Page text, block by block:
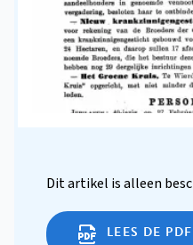
Dit artikel is alleen
LEES DE PDF